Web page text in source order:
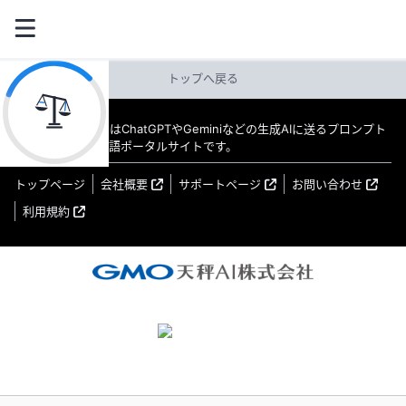
トップへ戻る
教えてAI byGMO はChatGPTやGeminiなどの生成AIに送るプロンプト
（指示文）の日本語ポータルサイトです。
トップページ 会社概要 サポートページ
お問い合わせ
利用規約